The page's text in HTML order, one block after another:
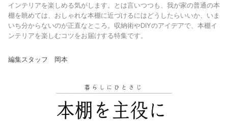
インテリアを楽しめる気がします。とは言いつつも、我が家の普通の本
棚を眺めては、おしゃれな本棚に近づけるにはどうしたらいいか、いま
いち分からないのが正直なところ。収納術やDIYのアイデアで、本棚イ
ンテリアを楽しむコツをお届けする特集です。
編集スタッフ 岡本